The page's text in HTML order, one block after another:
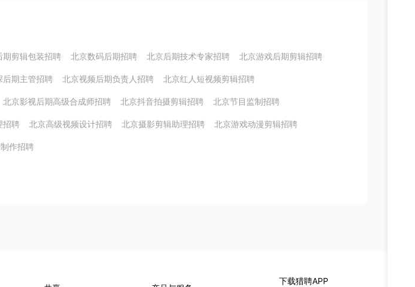
期剪辑包装招聘 北京数码后期招聘 北京后期技术专家招聘 北京游戏后期剪辑招聘
后期主管招聘 北京视频后期负责人招聘 北京红人短视频剪辑招聘
北京影视后期高级合成师招聘 北京抖音拍摄剪辑招聘 北京节目监制招聘
招聘 北京高级视频设计招聘 北京摄影剪辑助理招聘 北京游戏动漫剪辑招聘
作招聘